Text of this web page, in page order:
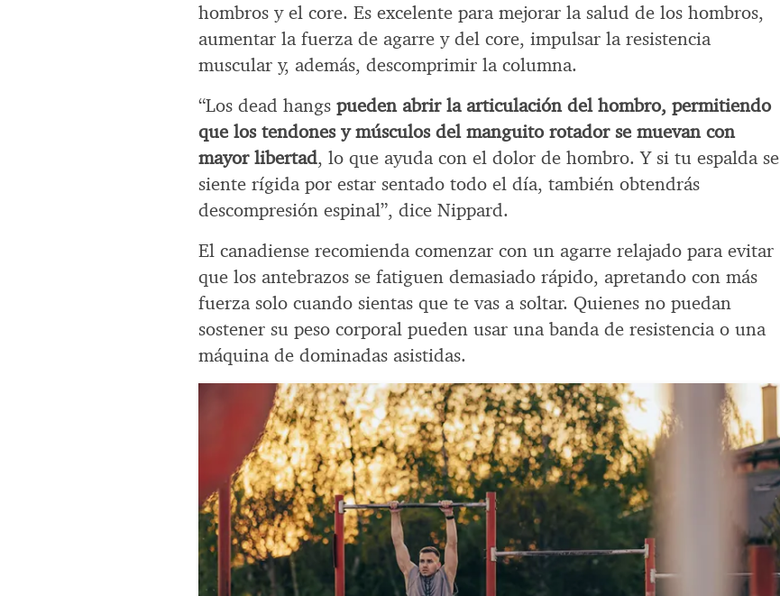
hombros y el core. Es excelente para mejorar la salud de los hombros,
aumentar la fuerza de agarre y del core, impulsar la resistencia
muscular y, además, descomprimir la columna.
“Los dead hangspueden abrir la articulación del hombro, permitiendo
que los tendones y músculos del manguito rotador se muevan con
mayor libertad, lo que ayuda con el dolor de hombro. Y si tu espalda se
siente rígida por estar sentado todo el día, también obtendrás
descompresión espinal”, dice Nippard.
El canadiense recomienda comenzar con un agarre relajado para evitar
que los antebrazos se fatiguen demasiado rápido, apretando con más
fuerza solo cuando sientas que te vas a soltar. Quienes no puedan
sostener su peso corporal pueden usar una banda de resistencia o una
máquina de dominadas asistidas.